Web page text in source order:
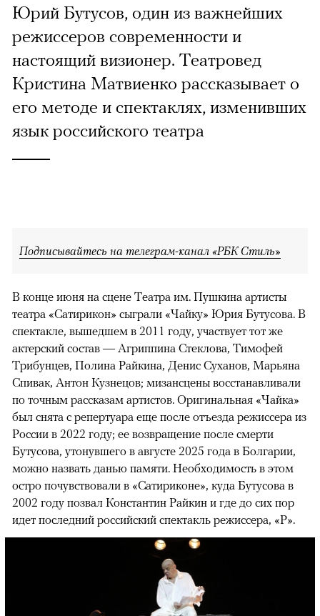
Юрий Бутусов, один из важнейших
режиссеров современности и
настоящий визионер. Театровед
Кристина Матвиенко рассказывает о
его методе и спектаклях, изменивших
язык российского театра
Подписывайтесь на телеграм-канал «РБК Стиль»
В конце июня на сцене Театра им. Пушкина артисты
театра «Сатирикон» сыграли «Чайку» Юрия Бутусова. В
спектакле, вышедшем в 2011 году, участвует тот же
актерский состав — Агриппина Стеклова, Тимофей
Трибунцев, Полина Райкина, Денис Суханов, Марьяна
Спивак, Антон Кузнецов; мизансцены восстанавливали
по точным рассказам артистов. Оригинальная «Чайка»
был снята с репертуара еще после отъезда режиссера из
России в 2022 году; ее возвращение после смерти
Бутусова, утонувшего в августе 2025 года в Болгарии,
можно назвать данью памяти. Необходимость в этом
остро почувствовали в «Сатириконе», куда Бутусова в
2002 году позвал Константин Райкин и где до сих пор
идет последний российский спектакль режиссера, «Р».